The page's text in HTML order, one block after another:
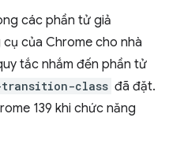
các phần tử giả
cụ của Chrome cho nhà
tắc nhắm đến phần tử
transition-class đã đặt.
139 khi chức năng